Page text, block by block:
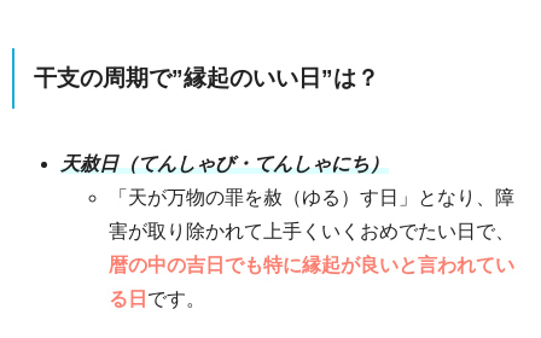
干支の周期で”縁起のいい日”は？
天赦日（てんしゃび・てんしゃにち）
「天が万物の罪を赦（ゆる）す日」となり、障
害が取り除かれて上手くいくおめでたい日で、
暦の中の吉日でも特に縁起が良いと言われてい
る日 です。